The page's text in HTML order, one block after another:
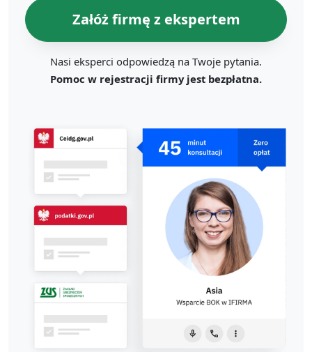
Załóż firmę z ekspertem
Nasi eksperci odpowiedzą na Twoje pytania.
Pomoc w rejestracji firmy jest bezpłatna.